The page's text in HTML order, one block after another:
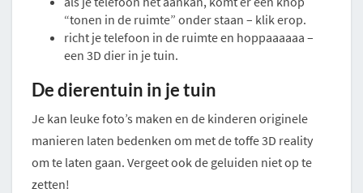
“tonen in de ruimte” onder staan – klik erop.
richt je telefoon in de ruimte en hoppaaaaaa –
een 3D dier in je tuin.
De dierentuin in je tuin
Je kan leuke foto’s maken en de kinderen originele
manieren laten bedenken om met de toffe 3D reality
om te laten gaan. Vergeet ook de geluiden niet op te
zetten!